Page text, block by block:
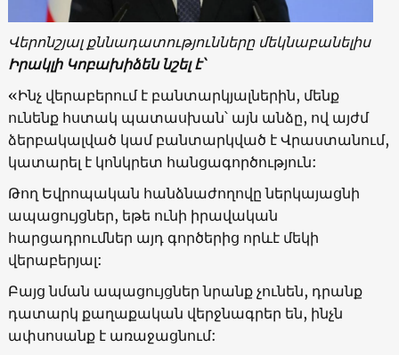
Վերոնշյալ քննադատությունները մեկնաբանելիս
Իրակլի Կոբախիձեն նշել է՝
«Ինչ վերաբերում է բանտարկյալներին, մենք
ունենք հստակ պատասխան՝ այն անձը, ով այժմ
ձերբակալված կամ բանտարկված է Վրաստանում,
կատարել է կոնկրետ հանցագործություն:
Թող Եվրոպական հանձնաժողովը ներկայացնի
ապացույցներ, եթե ունի իրավական
հարցադրումներ այդ գործերից որևէ մեկի
վերաբերյալ:
Բայց նման ապացույցներ նրանք չունեն, դրանք
դատարկ քաղաքական վերջնագրեր են, ինչն
ափսոսանք է առաջացնում: